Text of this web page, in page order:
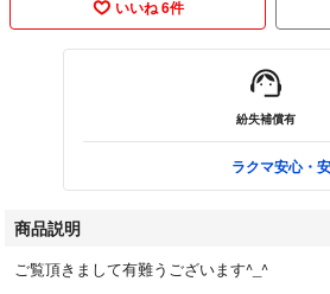
いいね 6件
紛失補償有
ラクマ安心・
商品説明
ご覧頂きまして有難うございます^_^